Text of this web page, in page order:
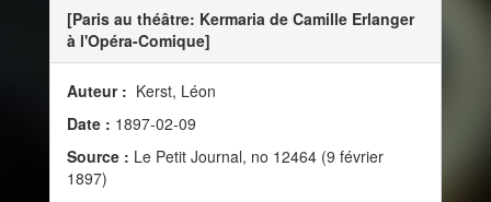
[Paris au théâtre: Kermaria de Camille Erlanger
à l'Opéra-Comique]
Auteur : Kerst, Léon
Date : 1897-02-09
Source : Le Petit Journal, no 12464 (9 février
1897)